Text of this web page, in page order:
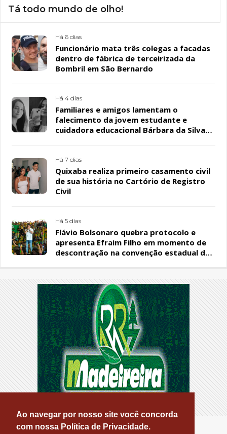
Ao navegar por nosso site você concorda
com nossa Política de Privacidade.
Tá todo mundo de olho!
Há 6 dias
Funcionário mata três colegas a facadas
dentro de fábrica de terceirizada da
Bombril em São Bernardo
Há 4 dias
Familiares e amigos lamentam o
falecimento da jovem estudante e
cuidadora educacional Bárbara da Silva
Há 7 dias
Quixaba realiza primeiro casamento civil
de sua história no Cartório de Registro
Civil
Há 5 dias
Flávio Bolsonaro quebra protocolo e
apresenta Efraim Filho em momento de
descontração na convenção estadual do